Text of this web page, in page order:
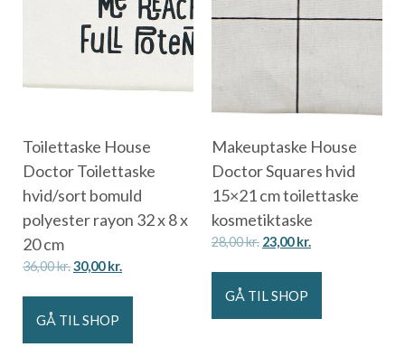
Toilettaske House
Doctor Toilettaske
hvid/sort bomuld
polyester rayon 32 x 8 x
20 cm
36,00kr.30,00kr.
GÅ TIL SHOP
Makeuptaske House
Doctor Squares hvid
15×21 cm toilettaske
kosmetiktaske
28,00kr. 23,00kr.
GÅ TIL SHOP